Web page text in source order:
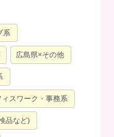
系
広島県×その他
スワーク・事務系
品など)